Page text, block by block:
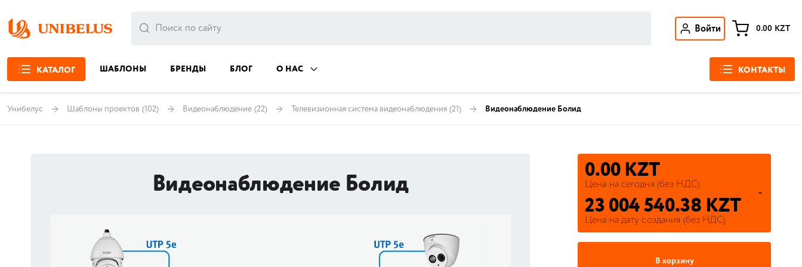
Войти 0.00 KZT
КАТАЛОГ ШАБЛОНЫ БРЕНДЫ БЛОГ О НАС КОНТАКТЫ
Унибелус Шаблоны проектов (102) Видеонаблюдение (22) Телевизионная система видеонаблюдения (21) Видеонаблюдение Болид
Видеонаблюдение Болид 0.00 KZT
Цена на сегодня (без НДС)
23 004 540.38 KZT
Цена на дату создания (без НДС)
В корзину